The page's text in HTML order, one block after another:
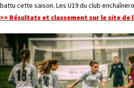
battu cette saison. Les U19 du club
>> Résultats et classement sur le site de